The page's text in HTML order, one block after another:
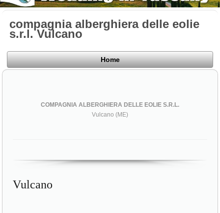
compagnia alberghiera delle eolie
s.r.l. Vulcano
Home
COMPAGNIA ALBERGHIERA DELLE EOLIE S.R.L.
Vulcano (ME)
Vulcano